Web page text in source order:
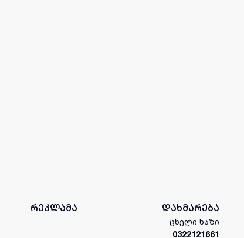
რეკლამა დახმარება
ცხელი ხაზი
0322121661